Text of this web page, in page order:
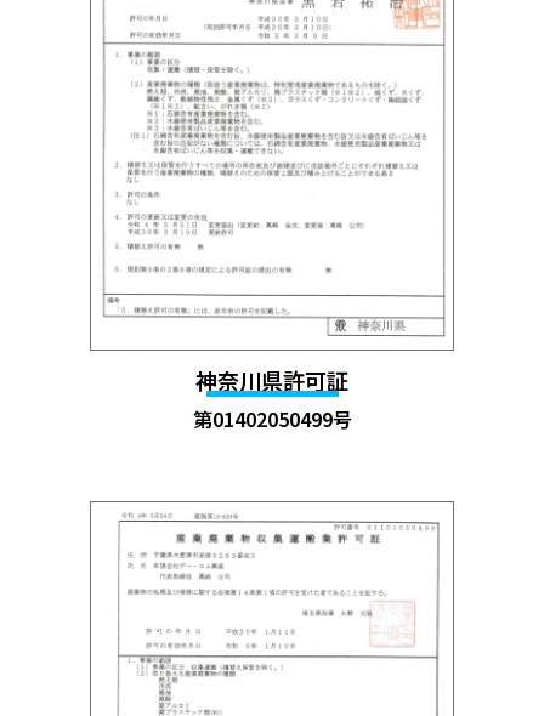
神奈川県許可証
第01402050499号